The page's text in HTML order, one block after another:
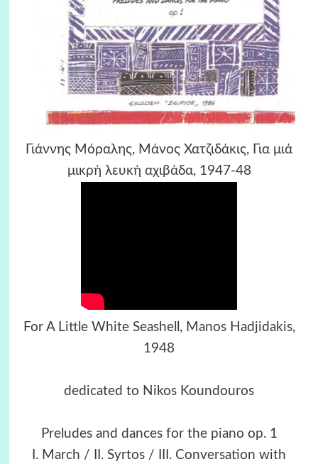
Γιάννης Μόραλης, Μάνος Χατζιδάκις, Για μιά
μικρή λευκή αχιβάδα, 1947-48
For A Little White Seashell, Manos Hadjidakis,
1948
dedicated to Nikos Koundouros
Preludes and dances for the piano op. 1
I. March / II. Syrtos / III. Conversation with